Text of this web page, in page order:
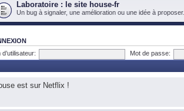
Laboratoire : le site house-fr
Un bug à signaler, une amélioration ou une idée à proposer.
d’utilisateur:
Mot de passe:
est sur Netflix !